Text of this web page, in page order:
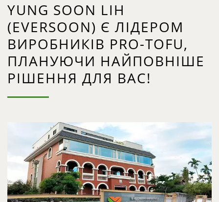
YUNG SOON LIH
(EVERSOON) Є ЛІДЕРОМ
ВИРОБНИКІВ PRO-TOFU,
ПЛАНУЮЧИ НАЙПОВНІШЕ
РІШЕННЯ ДЛЯ ВАС!